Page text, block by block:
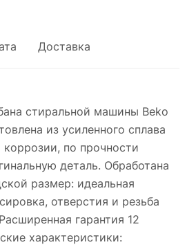
Доставка
стиральной машины Beko
из усиленного сплава
по прочности
деталь. Обработана
размер: идеальная
отверстия и резьба
гарантия 12
характеристики: